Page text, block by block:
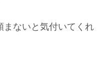
まないと気付いてくれ